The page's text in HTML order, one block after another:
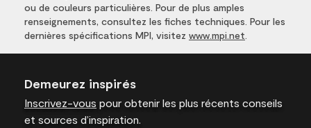
ou de couleurs particulières. Pour de plus amples
renseignements, consultez les fiches techniques. Pour les
dernières spécifications MPI, visitez www.mpi.net
Demeurez inspirés
Inscrivez-vous pour obtenir les plus récents conseils
et sources d’inspiration.